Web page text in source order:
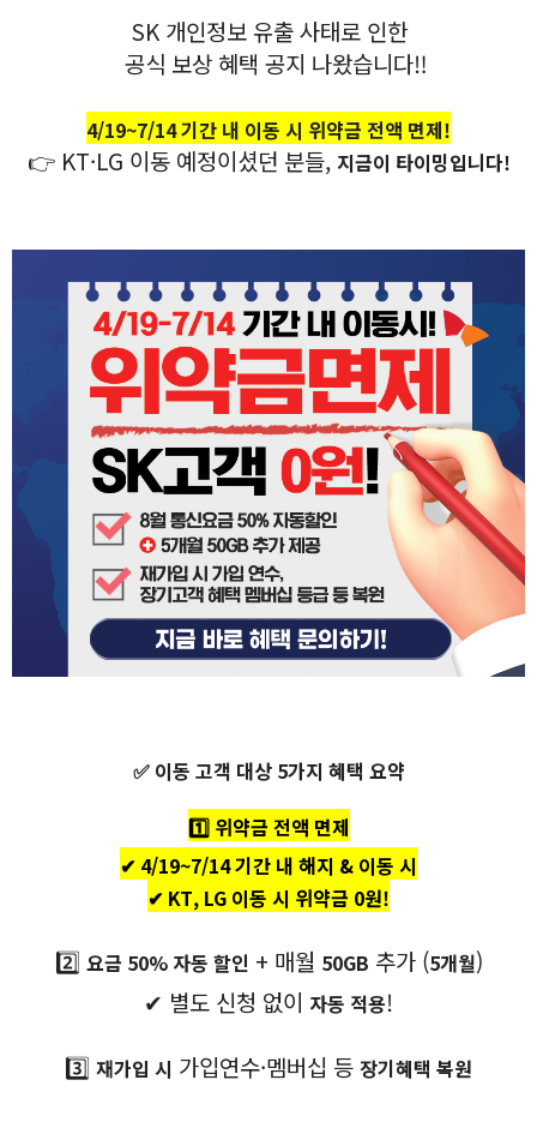
SK 개인정보 유출 사태로 인한
공식 보상 혜택 공지 나왔습니다‼️
4/19~7/14 기간 내 이동 시 위약금 전액 면제!
👉 KT·LG 이동 예정이셨던 분들, 지금이 타이밍입니다!
✅ 이동 고객 대상 5가지 혜택 요약
1️⃣ 위약금 전액 면제
✔ 4/19~7/14 기간 내 해지 & 이동 시
✔ KT, LG 이동 시 위약금 0원!
2️⃣ 요금 50% 자동 할인 + 매월 50GB 추가 (5개월)
✔ 별도 신청 없이 자동 적용!
3️⃣ 재가입 시 가입연수·멤버십 등 장기혜택 복원